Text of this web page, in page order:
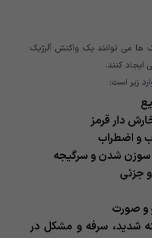
ها می توانند یک واکنش آلرژیک
ایجاد کنند.
زیر است:
دار قرمز
و اضطراب
شدن و سرگیجه
جزئی
و صورت
سرفه و مشکل در